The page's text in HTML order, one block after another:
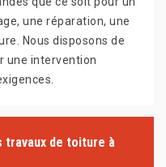
une réparation, une
Nous disposons de
une intervention
travaux de toiture à